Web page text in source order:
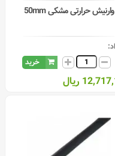
وارنیش حرارتی مشکی 50mm
خرید
ریال